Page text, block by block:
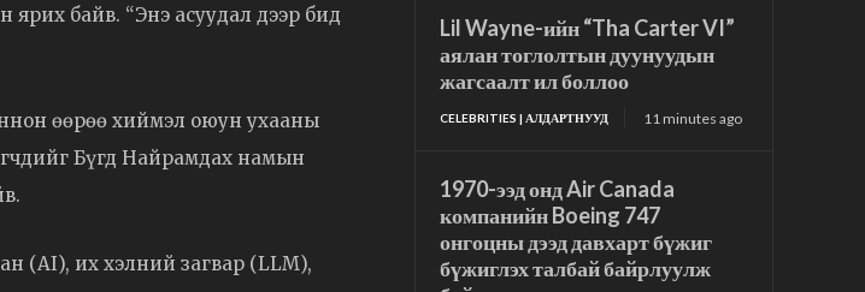
байв. “Энэ асуудал дээр бид
өөрөө хиймэл оюун ухааны
Бүгд Найрамдах намын
(AI), их хэлний загвар (LLM),
Lil Wayne-ийн “Tha Carter VI”
аялан тоглолтын дуунуудын
жагсаалт ил боллоо
CELEBRITIES | АЛДАРТНУУД 11 minutes ago
1970-ээд онд Air Canada
компанийн Boeing 747
онгоцны дээд давхарт бүжиг
бүжиглэх талбай байрлуулж